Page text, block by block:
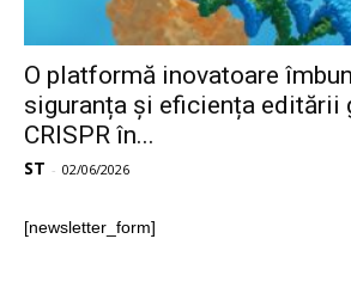
O platformă inovatoare
siguranța și eficiența editării
CRISPR în...
ST - 02/06/2026
[newsletter_form]